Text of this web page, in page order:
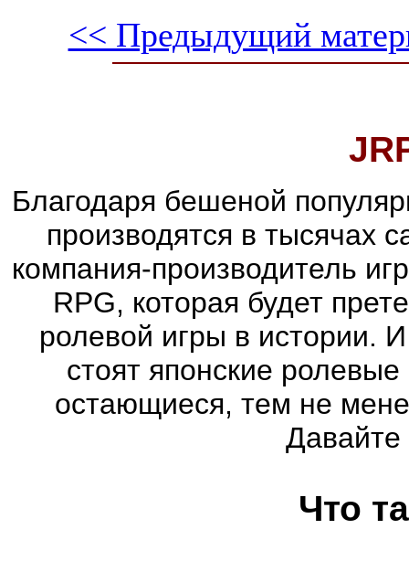
<< Предыдущий
Благодаря бешеной
производятся в тысячах
компания-производитель
RPG, которая будет
ролевой игры в истории.
стоят японские
остающиеся, тем не
Что